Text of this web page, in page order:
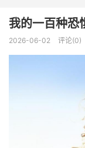
我的一百种
2026-06-02 评论(0)